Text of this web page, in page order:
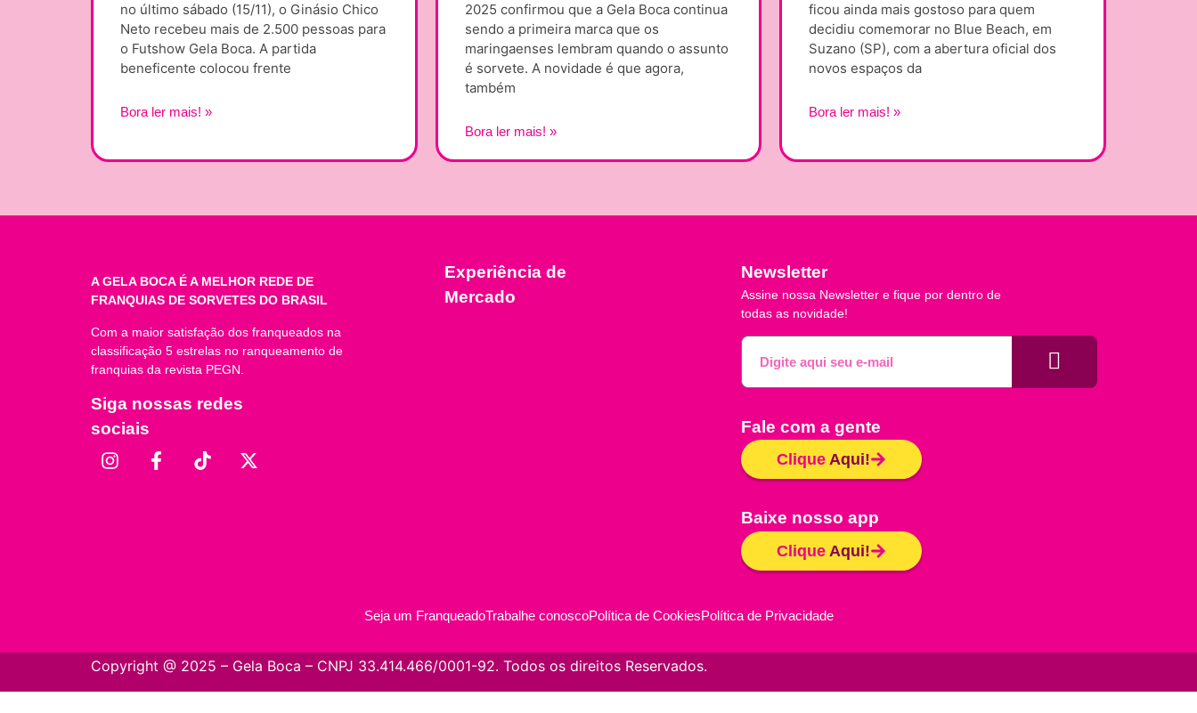
no último sábado (15/11), o Ginásio Chico
Neto recebeu mais de 2.500 pessoas para
o Futshow Gela Boca. A partida
beneficente colocou frente
Bora ler mais! »
2025 confirmou que a Gela Boca continua
sendo a primeira marca que os
maringaenses lembram quando o assunto
é sorvete. A novidade é que agora,
também
Bora ler mais! »
ficou ainda mais gostoso para quem
decidiu comemorar no Blue Beach, em
Suzano (SP), com a abertura oficial dos
novos espaços da
Bora ler mais! »
A GELA BOCA É A MELHOR REDE DE
FRANQUIAS DE SORVETES DO BRASIL
Com a maior satisfação dos franqueados na
classificação 5 estrelas no ranqueamento de
franquias da revista PEGN.
Siga nossas redes
sociais
Experiência de
Mercado
Newsletter
Assine nossa Newsletter e fique por dentro de
todas as novidade!
Fale com a gente
Clique Aqui!
Baixe nosso app
Clique Aqui!
Seja um FranqueadoTrabalhe conoscoPolítica de CookiesPolítica de Privacidade
Copyright @ 2025 – Gela Boca – CNPJ 33.414.466/0001-92. Todos os direitos Reservados.